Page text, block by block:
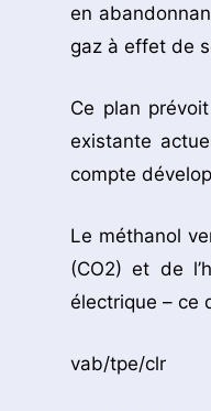
en
gaz à effet de
Ce plan
existante
compte
Le méthanol
(CO2) et de
électrique – ce
vab/tpe/clr